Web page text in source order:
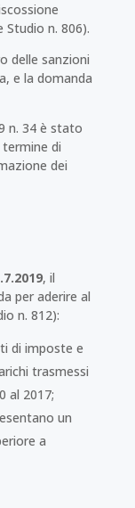
Studio n. 806).
delle sanzioni
e la domanda
n. 34 è stato
di
dei
, il
per aderire al
n. 812):
di imposte e
trasmessi
al 2017;
un
a